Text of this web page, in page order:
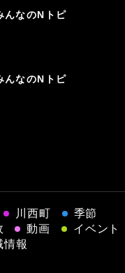
んなのNトピ
んなのNトピ
川西町
季節
動画
イベント
情報